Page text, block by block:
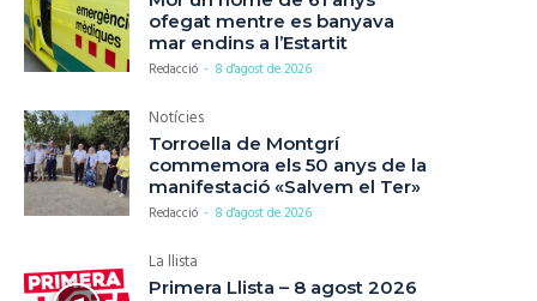
ofegat mentre es banyava
mar endins a l’Estartit
Redacció - 8 d'agost de 2026
Notícies
Torroella de Montgrí
commemora els 50 anys de la
manifestació «Salvem el Ter»
Redacció - 8 d'agost de 2026
La llista
Primera Llista – 8 agost 2026